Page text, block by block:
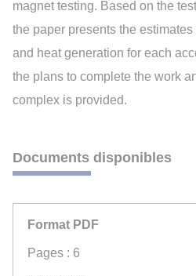
magnet testing. Based on the
the paper presents the
and heat generation for each
the plans to complete the work
complex is provided.
Documents disponibles
Format PDF
Pages : 6